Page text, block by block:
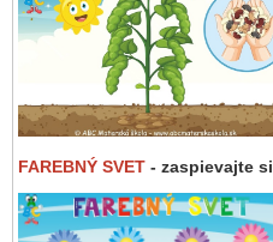
FAREBNÝ SVET - zaspievajte si